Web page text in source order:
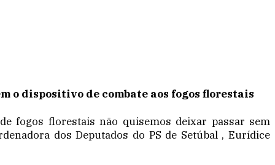
o dispositivo de combate aos fogos florestais
fogos florestais não quisemos deixar passar sem
dos Deputados do PS de Setúbal , Eurídice